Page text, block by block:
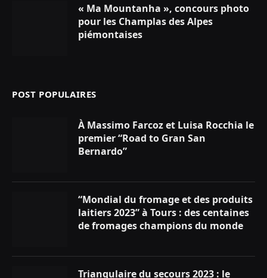
« Ma Mountanha », concours photo
pour les Champlas des Alpes
piémontaises
POST POPULAIRES
À Massimo Farcoz et Luisa Rocchia le
premier “Road to Gran San
Bernardo”
“Mondial du fromage et des produits
laitiers 2023” à Tours : des centaines
de fromages champions du monde
Triangulaire du secours 2023 : le